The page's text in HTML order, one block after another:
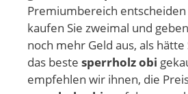
Premiumbereich
kaufen Sie zweimal und
noch mehr Geld aus, als hätte
das beste sperrholz obi
empfehlen wir ihnen, die